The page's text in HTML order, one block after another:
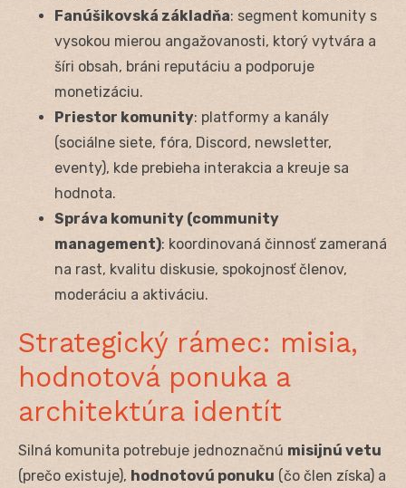
Fanúšikovská základňa: segment komunity s
vysokou mierou angažovanosti, ktorý vytvára a
šíri obsah, bráni reputáciu a podporuje
monetizáciu.
Priestor komunity: platformy a kanály
(sociálne siete, fóra, Discord, newsletter,
eventy), kde prebieha interakcia a kreuje sa
hodnota.
Správa komunity (community
management): koordinovaná činnosť zameraná
na rast, kvalitu diskusie, spokojnosť členov,
moderáciu a aktiváciu.
Strategický rámec: misia,
hodnotová ponuka a
architektúra identít
Silná komunita potrebuje jednoznačnú misijnú vetu
(prečo existuje), hodnotovú ponuku (čo člen získa) a